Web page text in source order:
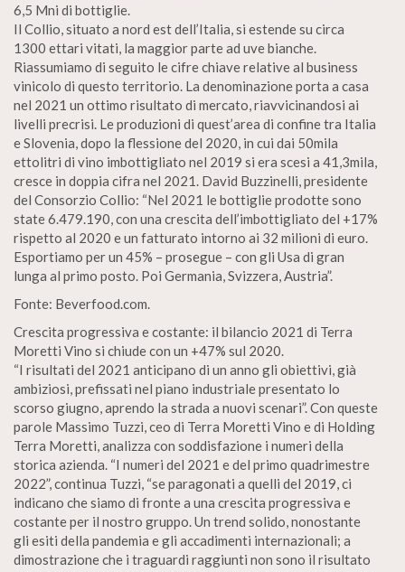
6,5 Mni di bottiglie.
Il Collio, situato a nord est dell’Italia, si estende su circa
1300 ettari vitati, la maggior parte ad uve bianche.
Riassumiamo di seguito le cifre chiave relative al business
vinicolo di questo territorio. La denominazione porta a casa
nel 2021 un ottimo risultato di mercato, riavvicinandosi ai
livelli precrisi. Le produzioni di quest’area di confine tra Italia
e Slovenia, dopo la flessione del 2020, in cui dai 50mila
ettolitri di vino imbottigliato nel 2019 si era scesi a 41,3mila,
cresce in doppia cifra nel 2021. David Buzzinelli, presidente
del Consorzio Collio: “Nel 2021 le bottiglie prodotte sono
state 6.479.190, con una crescita dell’imbottigliato del +17%
rispetto al 2020 e un fatturato intorno ai 32 milioni di euro.
Esportiamo per un 45% – prosegue – con gli Usa di gran
lunga al primo posto. Poi Germania, Svizzera, Austria”.
Fonte: Beverfood.com.
Crescita progressiva e costante: il bilancio 2021 di Terra
Moretti Vino si chiude con un +47% sul 2020.
“I risultati del 2021 anticipano di un anno gli obiettivi, già
ambiziosi, prefissati nel piano industriale presentato lo
scorso giugno, aprendo la strada a nuovi scenari”. Con queste
parole Massimo Tuzzi, ceo di Terra Moretti Vino e di Holding
Terra Moretti, analizza con soddisfazione i numeri della
storica azienda. “I numeri del 2021 e del primo quadrimestre
2022”, continua Tuzzi, “se paragonati a quelli del 2019, ci
indicano che siamo di fronte a una crescita progressiva e
costante per il nostro gruppo. Un trend solido, nonostante
gli esiti della pandemia e gli accadimenti internazionali; a
dimostrazione che i traguardi raggiunti non sono il risultato